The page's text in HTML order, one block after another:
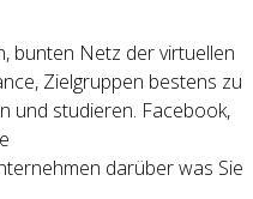
bunten Netz der virtuellen
Zielgruppen bestens zu
und studieren. Facebook,
darüber was Sie